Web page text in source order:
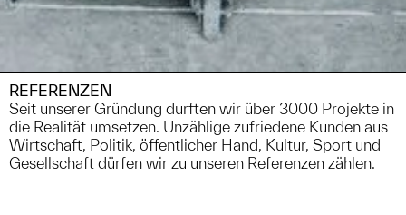
REFERENZEN
Seit unserer Gründung durften wir über 3000 Projekte in
die Realität umsetzen. Unzählige zufriedene Kunden aus
Wirtschaft, Politik, öffentlicher Hand, Kultur, Sport und
Gesellschaft dürfen wir zu unseren Referenzen zählen.